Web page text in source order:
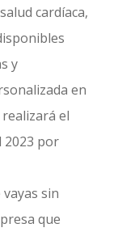
cardíaca,
y
en
realizará el
2023 por
vayas sin
que